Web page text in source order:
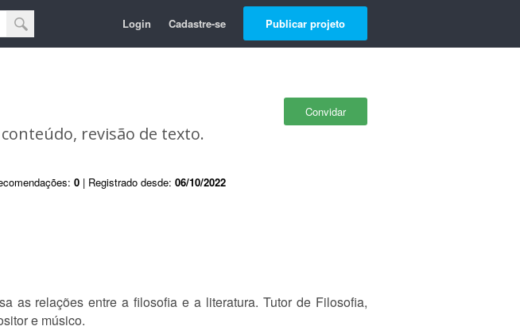
Login Cadastre-se Publicar projeto
Convidar
revisão de texto.
0 | Registrado desde: 06/10/2022
as relações entre a filosofia e a literatura. Tutor de Filosofia,
e músico.